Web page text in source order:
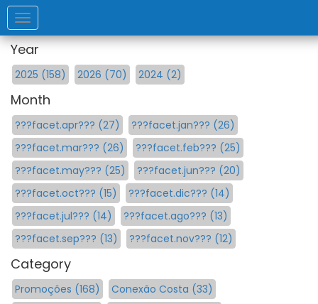
Toggle
navigation
Year
2025 (158) 2026 (70) 2024 (2)
Month
???facet.apr??? (27)
???facet.jan??? (26)
???facet.mar??? (26)
???facet.feb??? (25)
???facet.may??? (25)
???facet.jun??? (20)
???facet.oct??? (15)
???facet.dic??? (14)
???facet.jul??? (14)
???facet.ago??? (13)
???facet.sep??? (13)
???facet.nov??? (12)
Category
Promoções (168)
Conexão Costa (33)